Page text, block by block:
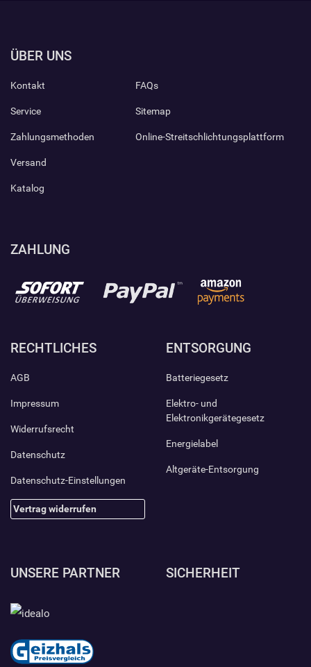
ÜBER UNS
Kontakt
Service
Zahlungsmethoden
Versand
Katalog
FAQs
Sitemap
Online-Streitschlichtungsplattform
ZAHLUNG
RECHTLICHES
AGB
Impressum
Widerrufsrecht
Datenschutz
Datenschutz-Einstellungen
Vertrag widerrufen
ENTSORGUNG
Batteriegesetz
Elektro- und
Elektronikgerätegesetz
Energielabel
Altgeräte-Entsorgung
UNSERE PARTNER SICHERHEIT